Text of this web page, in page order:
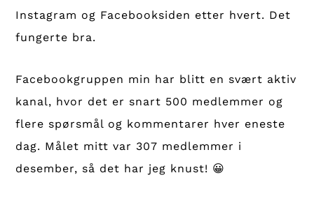
Instagram og Facebooksiden etter hvert. Det
fungerte bra.
Facebookgruppen min har blitt en svært aktiv
kanal, hvor det er snart 500 medlemmer og
flere spørsmål og kommentarer hver eneste
dag. Målet mitt var 307 medlemmer i
desember, så det har jeg knust! 😀